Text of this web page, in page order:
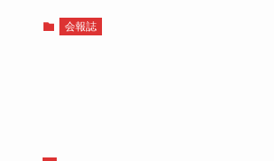
会報誌